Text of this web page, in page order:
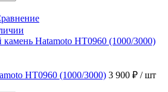
HT0960 (1000/3000) 3 900 ₽ / шт